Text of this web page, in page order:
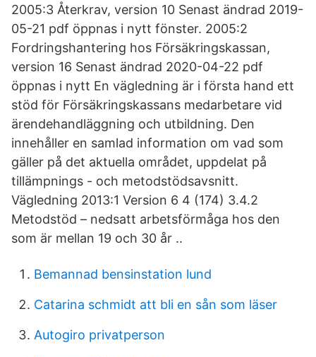
2005:3 Återkrav, version 10 Senast ändrad 2019-
05-21 pdf öppnas i nytt fönster. 2005:2
Fordringshantering hos Försäkringskassan,
version 16 Senast ändrad 2020-04-22 pdf
öppnas i nytt En vägledning är i första hand ett
stöd för Försäkringskassans medarbetare vid
ärendehandläggning och utbildning. Den
innehåller en samlad information om vad som
gäller på det aktuella området, uppdelat på
tillämpnings - och metodstödsavsnitt.
Vägledning 2013:1 Version 6 4 (174) 3.4.2
Metodstöd – nedsatt arbetsförmåga hos den
som är mellan 19 och 30 år ..
Bemannad bensinstation lund
Catarina schmidt att bli en sån som läser
Autogiro privatperson